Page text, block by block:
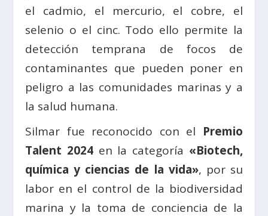
el cadmio, el mercurio, el cobre, el
selenio o el cinc. Todo ello permite la
detección temprana de focos de
contaminantes que pueden poner en
peligro a las comunidades marinas y a
la salud humana.
Silmar fue reconocido con el Premio
Talent 2024 en la categoría «Biotech,
química y ciencias de la vida», por su
labor en el control de la biodiversidad
marina y la toma de conciencia de la